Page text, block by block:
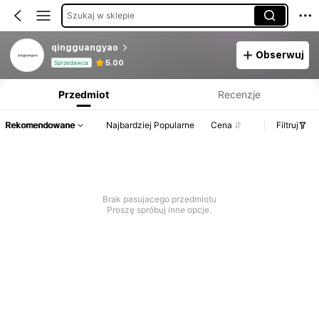
Szukaj w sklepie
qingguangyao
Sprzedawca 5.00
Obserwuj
Informacje o produkcie: Ujawnienie ceny, dane dotyczące sprzedaży i stanu magazynowego.
Przedmiot Recenzje
Rekomendowane Najbardziej Popularne Cena Filtruj
Brak pasujacego przedmiotu
Proszę spróbuj inne opcje.